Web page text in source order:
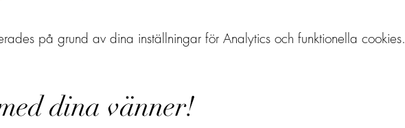
på grund av dina inställningar för Analytics och funktionella cookies.
dina vänner!